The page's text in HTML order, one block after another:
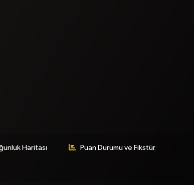
Haritası Puan Durumu ve Fikstür